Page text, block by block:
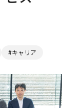
#キャリア